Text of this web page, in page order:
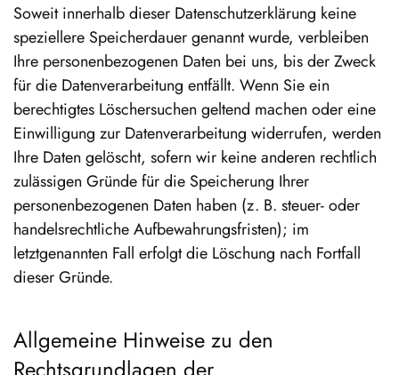
Soweit innerhalb dieser Datenschutzerklärung keine
speziellere Speicherdauer genannt wurde, verbleiben
Ihre personenbezogenen Daten bei uns, bis der Zweck
für die Datenverarbeitung entfällt. Wenn Sie ein
berechtigtes Löschersuchen geltend machen oder eine
Einwilligung zur Datenverarbeitung widerrufen, werden
Ihre Daten gelöscht, sofern wir keine anderen rechtlich
zulässigen Gründe für die Speicherung Ihrer
personenbezogenen Daten haben (z. B. steuer- oder
handelsrechtliche Aufbewahrungsfristen); im
letztgenannten Fall erfolgt die Löschung nach Fortfall
dieser Gründe.
Allgemeine Hinweise zu den